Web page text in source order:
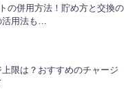
の併用方法！貯め方と交換の
用法も…
限は？おすすめのチャージ